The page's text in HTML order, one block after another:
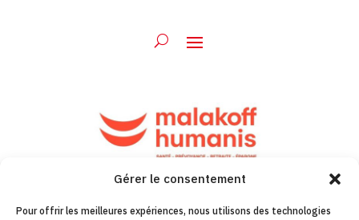
Gérer le consentement
Pour offrir les meilleures expériences, nous utilisons des technologies